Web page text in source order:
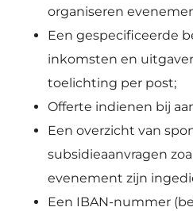
organiseren
Een gespecificeerde
inkomsten en
toelichting per post;
Offerte indienen bij
Een overzicht van
subsidieaanvragen
evenement zijn
Een IBAN-nummer